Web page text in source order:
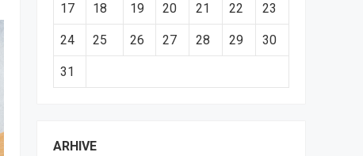
17 18 19 20 21 22 23
24 25 26 27 28 29 30
31
ARHIVE